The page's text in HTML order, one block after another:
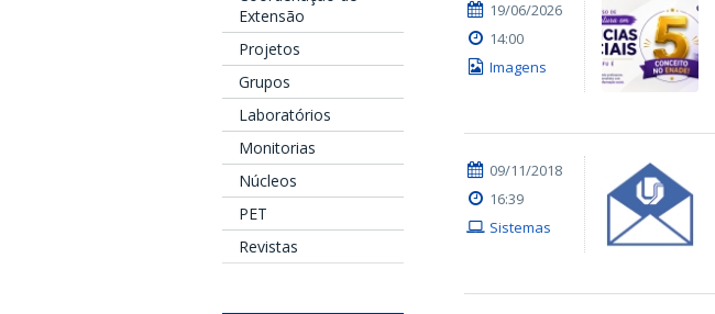
Extensão
Projetos
Grupos
Laboratórios
Monitorias
Núcleos
PET
Revistas
19/06/2026
14:00
Imagens
09/11/2018
16:39
Sistemas